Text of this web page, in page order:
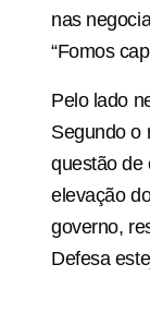
nas
“Fomos
Pelo lado
Segundo o
questão de
elevação
governo,
Defesa